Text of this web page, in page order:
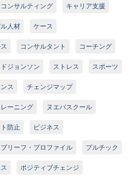
ンサルティング キャリア支援
人材 ケース
コンサルタント コーチング
ジョンソン ストレス スポーツ
ス チェンジマップ
レーニング ヌエバスクール
防止 ビジネス
リーフ・プロファイル プルチック
ポジティブチェンジ